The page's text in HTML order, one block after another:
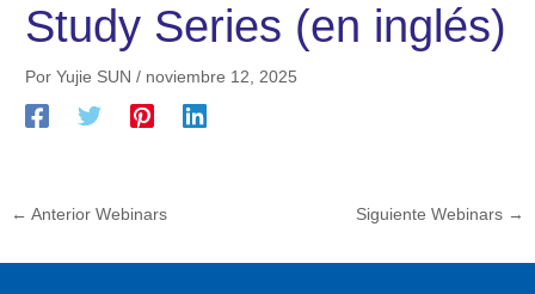
Study Series (en inglés)
PorYujie SUN/ noviembre 12, 2025
← Anterior Webinars Siguiente Webinars →